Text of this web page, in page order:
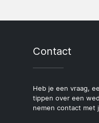
Contact
Heb je een vraag,
tippen over een
nemen contact met